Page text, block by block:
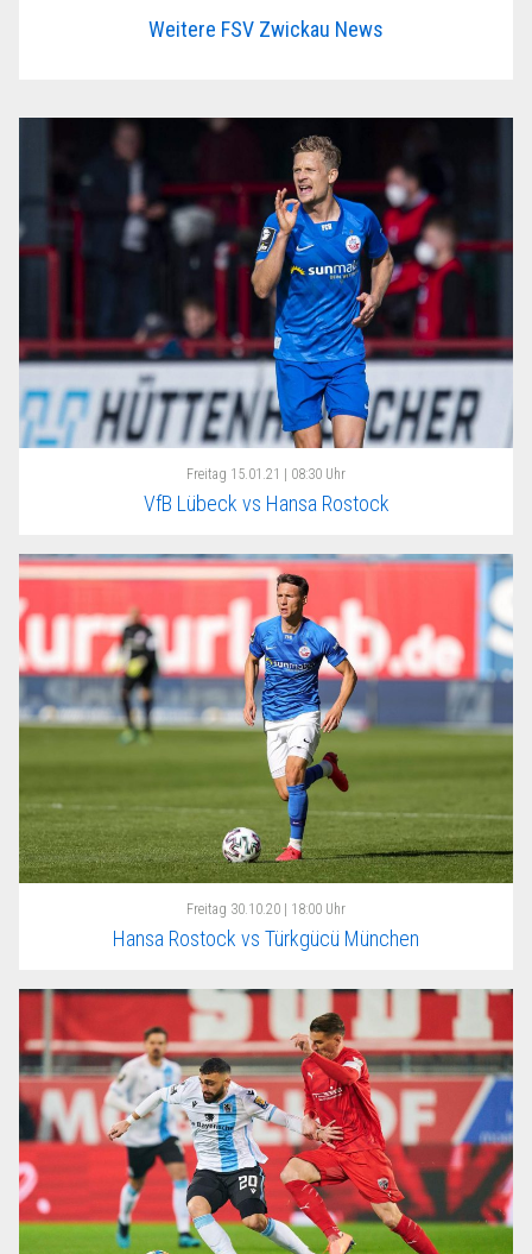
Weitere FSV Zwickau News
Freitag 15.01.21 | 08:30 Uhr
VfB Lübeck vs Hansa Rostock
Freitag 30.10.20 | 18:00 Uhr
Hansa Rostock vs Türkgücü München